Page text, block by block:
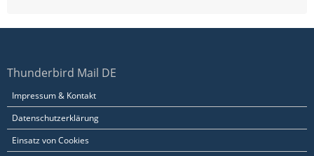
Thunderbird Mail DE
Impressum & Kontakt
Datenschutzerklärung
Einsatz von Cookies